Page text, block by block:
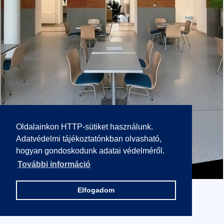
Oldalainkon HTTP-sütiket használunk.
Adatvédelmi tájékoztatónkban olvasható,
hogyan gondoskodunk adatai védelméről.
További információ
Elfogadom